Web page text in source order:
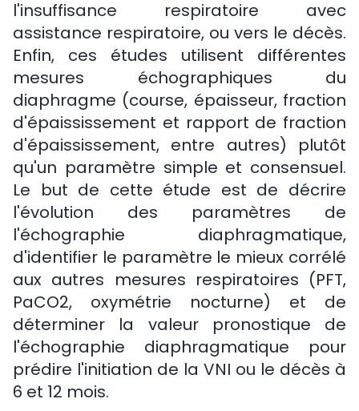
l'insuffisance respiratoire avec
assistance respiratoire, ou vers le décès.
Enfin, ces études utilisent différentes
mesures échographiques du
diaphragme (course, épaisseur, fraction
d'épaississement et rapport de fraction
d'épaississement, entre autres) plutôt
qu'un paramètre simple et consensuel.
Le but de cette étude est de décrire
l'évolution des paramètres de
l'échographie diaphragmatique,
d'identifier le paramètre le mieux corrélé
aux autres mesures respiratoires (PFT,
PaCO2, oxymétrie nocturne) et de
déterminer la valeur pronostique de
l'échographie diaphragmatique pour
prédire l'initiation de la VNI ou le décès à
6 et 12 mois.